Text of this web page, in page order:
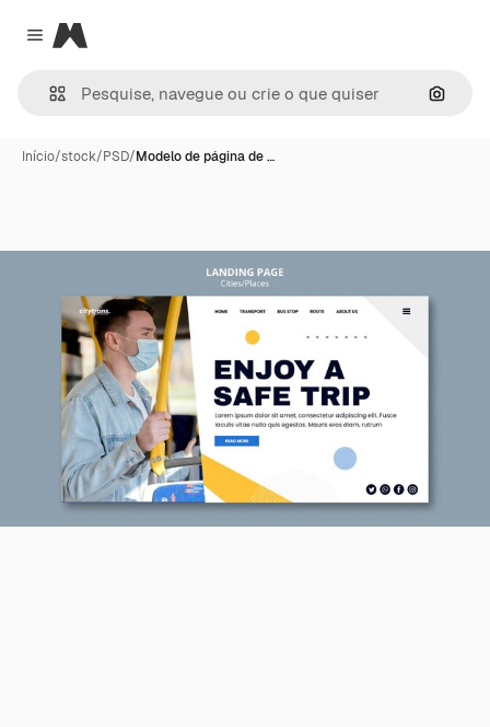
Close menu
Magnific
Início/stock/PSD/Modelo de página de …